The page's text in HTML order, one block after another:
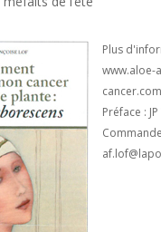
Plus
www.aloe-
cancer.com
Préface :